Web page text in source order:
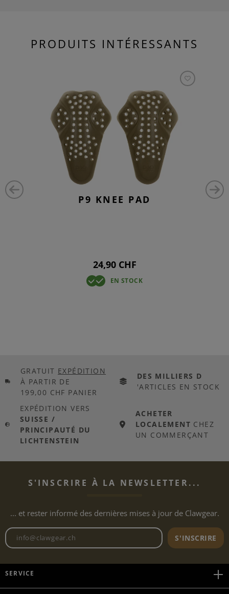
PRODUITS INTÉRESSANTS
P9 KNEE PAD
24,90 CHF
EN STOCK
GRATUIT EXPÉDITION
À PARTIR DE
199,00 CHF PANIER
DES MILLIERS D
'ARTICLES EN STOCK
EXPÉDITION VERS
SUISSE /
PRINCIPAUTÉ DU
LICHTENSTEIN
ACHETER
LOCALEMENT CHEZ
UN COMMERÇANT
S'INSCRIRE À LA NEWSLETTER...
... et rester informé des dernières mises à jour de Clawgear.
Adresse e-mail de laS'INSCRIRE
SERVICE